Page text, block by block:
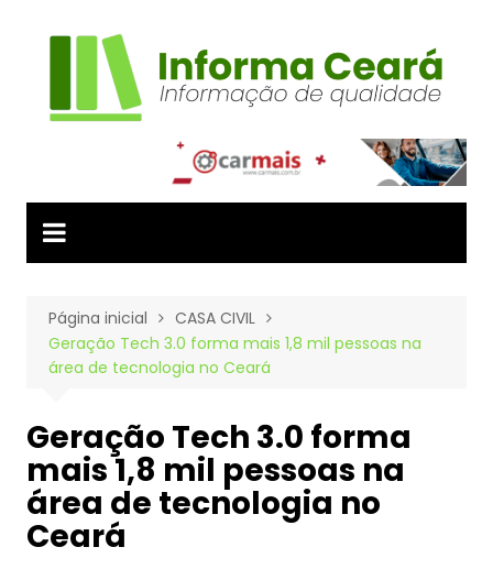
Página inicial
CASA CIVIL
Geração Tech 3.0 forma mais 1,8 mil pessoas na
área de tecnologia no Ceará
Geração Tech 3.0 forma
mais 1,8 mil pessoas na
área de tecnologia no
Ceará